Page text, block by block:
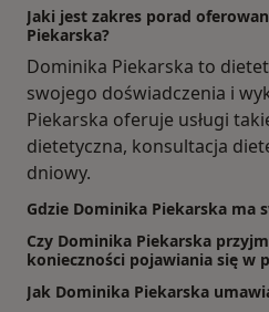
Jaki jest zakres porad
Piekarska?
Dominika Piekarska to
swojego doświadczenia i
Piekarska oferuje usługi
dietetyczna, konsultacja
dniowy.
Gdzie Dominika Piekarska ma
Czy Dominika Piekarska
konieczności pojawiania się w
Jak Dominika Piekarska